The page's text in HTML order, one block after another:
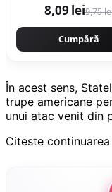
Glazura de Lupin
8,09 lei9,75
Cumpără
În acest sens,
trupe americane
unui atac venit din
Citeste continuarea